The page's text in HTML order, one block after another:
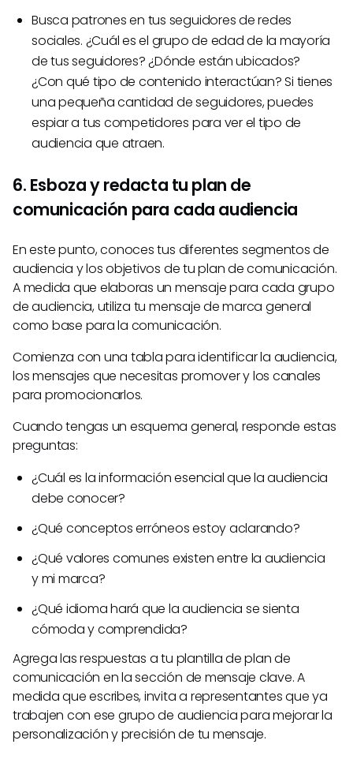
Busca patrones en tus seguidores de redes
sociales. ¿Cuál es el grupo de edad de la mayoría
de tus seguidores? ¿Dónde están ubicados?
¿Con qué tipo de contenido interactúan? Si tienes
una pequeña cantidad de seguidores, puedes
espiar a tus competidores para ver el tipo de
audiencia que atraen.
6. Esboza y redacta tu plan de
comunicación para cada audiencia
En este punto, conoces tus diferentes segmentos de
audiencia y los objetivos de tu plan de comunicación.
A medida que elaboras un mensaje para cada grupo
de audiencia, utiliza tu mensaje de marca general
como base para la comunicación.
Comienza con una tabla para identificar la audiencia,
los mensajes que necesitas promover y los canales
para promocionarlos.
Cuando tengas un esquema general, responde estas
preguntas:
¿Cuál es la información esencial que la audiencia
debe conocer?
¿Qué conceptos erróneos estoy aclarando?
¿Qué valores comunes existen entre la audiencia
y mi marca?
¿Qué idioma hará que la audiencia se sienta
cómoda y comprendida?
Agrega las respuestas a tu plantilla de plan de
comunicación en la sección de mensaje clave. A
medida que escribes, invita a representantes que ya
trabajen con ese grupo de audiencia para mejorar la
personalización y precisión de tu mensaje.